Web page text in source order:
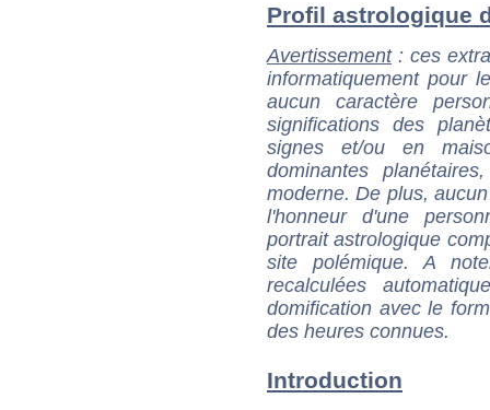
Profil astrologique
Avertissement: ces
informatiquement pour
aucun caractère
significations des
signes et/ou en
dominantes
moderne. De plus,
l'honneur d'une
portrait astrologique
site polémique. A
recalculées
domification avec le
des heures connues.
Introduction